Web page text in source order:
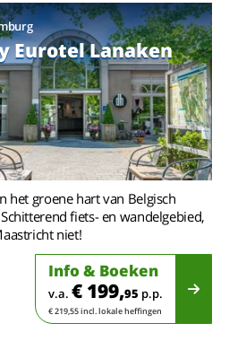
Eurotel Lanaken
het groene hart van Belgisch
fiets- en wandelgebied,
niet!
Info & Boeken
v.a. € 199,95 p.p.
€ 219,55 incl. lokale heffingen